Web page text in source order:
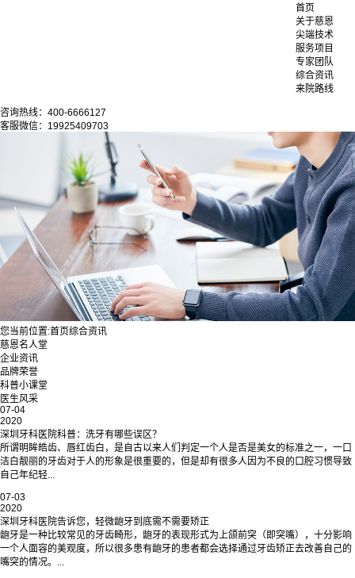
首页
关于慈恩
尖端技术
服务项目
专家团队
综合资讯
来院路线
咨询热线：400-6666127
客服微信：19925409703
您当前位置:首页综合资讯
慈恩名人堂
企业资讯
品牌荣誉
科普小课堂
医生风采
07-04
2020
深圳牙科医院科普：洗牙有哪些误区？
所谓明眸皓齿、唇红齿白，是自古以来人们判定一个人是否是美女的标准之一，一口
洁白靓丽的牙齿对于人的形象是很重要的，但是却有很多人因为不良的口腔习惯导致
自己年纪轻...
07-03
2020
深圳牙科医院告诉您，轻微龅牙到底需不需要矫正
龅牙是一种比较常见的牙齿畸形，龅牙的表现形式为上颌前突（即突嘴），十分影响
一个人面容的美观度，所以很多患有龅牙的患者都会选择通过牙齿矫正去改善自己的
嘴突的情况。...